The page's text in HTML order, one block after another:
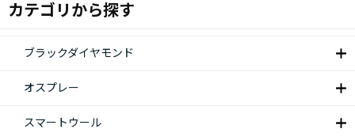
カテゴリから探す
ブラックダイヤモンド
オスプレー
スマートウール